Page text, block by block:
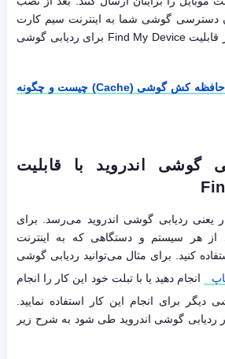
دسترسی گوشی شما به اینترنت سیم کارت
همه چیز آماده است تا از قابلیت Find My Device برای ردیابی گوشی
حافظه کش گوشی (Cache) چیست و چگونه
گوشی اندروید با قابلیت
ردیابی گوشی اندروید می‌رسد. برای
از هر سیستم و دستگاهی که به اینترنت
کنید. برای مثال می‌توانید ردیابی گوشی
انجام دهید یا با تبلت خود این کار را انجام
برای انجام این کار استفاده نمایید.
ردیابی گوشی اندروید طی شود به شرح زیر